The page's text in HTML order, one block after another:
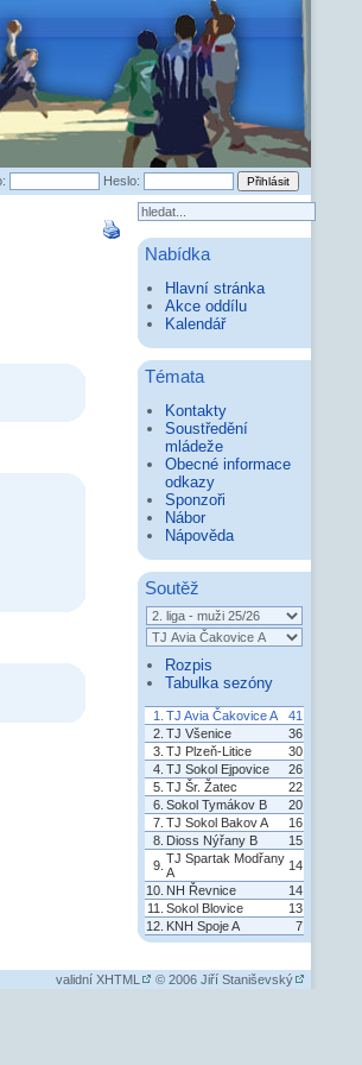
Heslo:
Nabídka
Hlavní stránka
Akce oddílu
Kalendář
Témata
Kontakty
Soustředění
mládeže
Obecné informace
odkazy
Sponzoři
Nábor
Nápověda
Soutěž
Rozpis
Tabulka sezóny
1. TJ Avia Čakovice A
41
2. TJ Všenice
36
3. TJ Plzeň-Litice
30
4. TJ Sokol Ejpovice
26
5. TJ Šr. Žatec
22
6. Sokol Tymákov B
20
7. TJ Sokol Bakov A
16
8. Dioss Nýřany B
15
9. TJ Spartak Modřany
A
14
10. NH Řevnice
14
11. Sokol Blovice
13
12. KNH Spoje A 7
validní XHTML © 2006 Jiří Staniševský